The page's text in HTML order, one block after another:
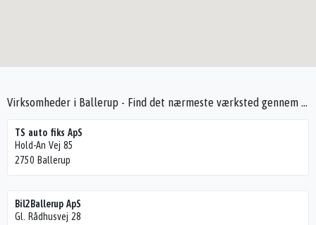
Virksomheder i Ballerup - Find det nærmeste værksted gennem Seek4Cars
TS auto fiks ApS
Hold-An Vej 85
2750 Ballerup
Bil2Ballerup ApS
Gl. Rådhusvej 28